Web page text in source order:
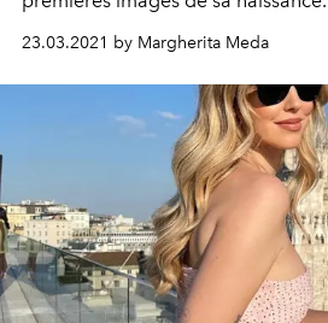
23.03.2021 by Margherita Meda